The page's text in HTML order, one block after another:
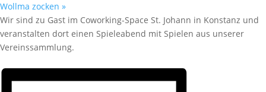
Wollma zocken »
Wir sind zu Gast im Coworking-Space St. Johann in Konstanz und
veranstalten dort einen Spieleabend mit Spielen aus unserer
Vereinssammlung.